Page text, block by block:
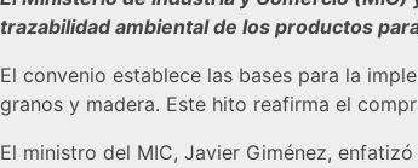
trazabilidad ambiental de los productos
El convenio establece las bases para la
granos y madera. Este hito reafirma el
El ministro del MIC, Javier Giménez,